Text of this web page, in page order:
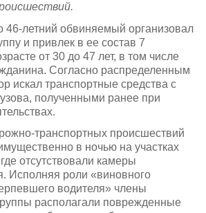
46-летний обвиняемый организовал
и привлек в ее состав 7
от 30 до 47 лет, в том числе
Согласно распределенным
искал транспортные средства с
полученными ранее при
транспортных происшествий
в ночью на участках
отсутствовали камеры
Исполняя роли «виновного
водителя» члены
располагали поврежденные